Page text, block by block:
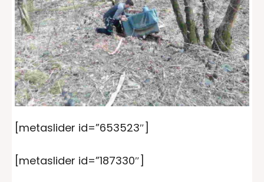
[metaslider id=”653523″]
[metaslider id=”187330″]